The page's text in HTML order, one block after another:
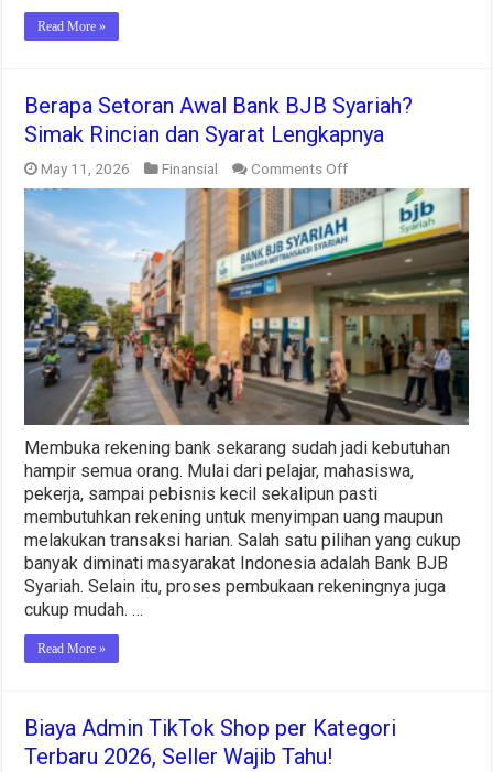
Read More »
Berapa Setoran Awal Bank BJB Syariah?
Simak Rincian dan Syarat Lengkapnya
May 11, 2026 Finansial Comments Offon
Berapa
Setoran
Awal
Bank
BJB
Syariah?
Simak
Rincian
dan
Syarat
Lengkapnya
Membuka rekening bank sekarang sudah jadi kebutuhan
hampir semua orang. Mulai dari pelajar, mahasiswa,
pekerja, sampai pebisnis kecil sekalipun pasti
membutuhkan rekening untuk menyimpan uang maupun
melakukan transaksi harian. Salah satu pilihan yang cukup
banyak diminati masyarakat Indonesia adalah Bank BJB
Syariah. Selain itu, proses pembukaan rekeningnya juga
cukup mudah. …
Read More »
Biaya Admin TikTok Shop per Kategori
Terbaru 2026, Seller Wajib Tahu!